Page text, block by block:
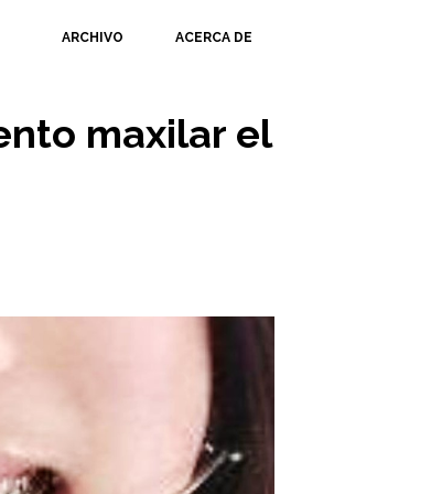
ARCHIVO ACERCA DE
maxilar el